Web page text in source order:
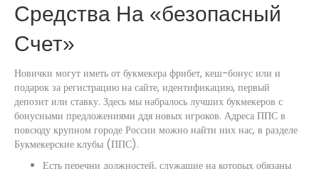
Средства На «безопасный
Счет»
Новички могут иметь от букмекера фрибет, кеш-бонус или и
подарок за регистрацию на сайте, идентификацию, первый
депозит или ставку. Здесь мы набралось лучших букмекеров с
бонусными предложениями ддя новых игроков. Адреса ППС в
повсюду крупном городе России можно найти них нас, в разделе
Букмекерские клубы (ППС).
Есть перечни должностей, служащие на которых обязаны